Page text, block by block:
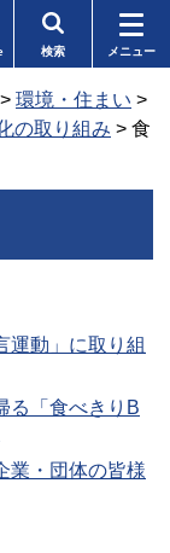
検索 メニュー
> 環境・住まい >
の取り組み > 食
運動」に取り組
る「食べきりB
業・団体の皆様